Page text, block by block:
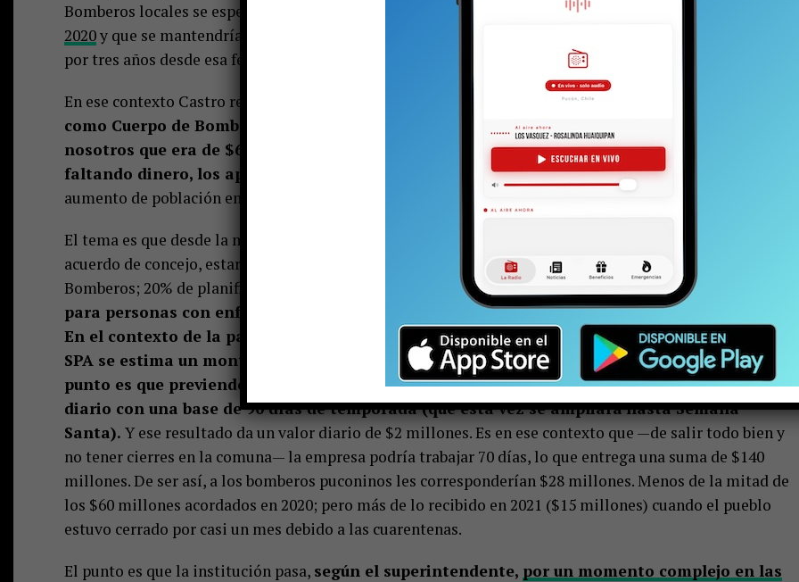
Bomberos locales se espera que la municipalidad entregue
$60 millones que fue la suma acordada el
2020y que se mantendría —según lo que explica el superintendente de la institución Alejandro Castro—
por tres años desde esa fecha. Pero pareciera que el monto será bastante menos. De hecho, casi la mitad.
En ese contexto Castro reafirma su ánimo de recibir lo acordado hace dos años atrás.
como Cuerpo de Bomberos que la municipalidad cumpla el compromiso que hizo con
nosotros que era de $60 millones por tres años”, dice y luego agrega: “Siempre nos está
faltando dinero, los aportes que recibimos siempre son insuficientes.A esto hay que sumarle el
aumento de población en Pucón que trae como consecuencia el aumento de emergencias”.
El tema es que desde la municipalidad se ha informado que los montos a repartir, luego de un pre
acuerdo de concejo, estarán delimitados y acotados de la siguiente manera: 20% para becas; 20% para
Bomberos; 20% de planificación;
10% para talentos deportivos; 10% a cultura; 10% de ayuda
para personas con enfermedades catastróficas y un 10% para el departamento de Tránsito.
En el contexto de la pandemia y los nuevos acuerdos de la licitación ganada por Serviest
SPA se estima un monto por temporada de $180 millones por los 1226 espacios licitados. El
punto es que previendo eventuales cierres de la comuna por el virus se prorratea a un valor
diario con una base de 90 días de temporada (que esta vez se ampliará hasta Semana
Santa). Y ese resultado da un valor diario de $2 millones. Es en ese contexto que —de salir todo bien y
no tener cierres en la comuna— la empresa podría trabajar 70 días, lo que entrega una suma de $140
millones. De ser así, a los bomberos puconinos les corresponderían $28 millones. Menos de la mitad de
los $60 millones acordados en 2020; pero más de lo recibido en 2021 ($15 millones) cuando el pueblo
estuvo cerrado por casi un mes debido a las cuarentenas.
El punto es que la institución pasa, según el superintendente, por un momento complejo en las